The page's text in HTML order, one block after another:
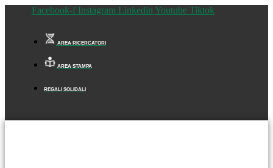
Facebook-f Instagram Linkedin Youtube Tiktok
AREA RICERCATORI
AREA STAMPA
REGALI SOLIDALI